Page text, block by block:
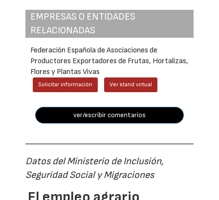
EMPRESAS O ENTIDADES
RELACIONADAS
Federación Española de Asociaciones de
Productores Exportadores de Frutas, Hortalizas,
Flores y Plantas Vivas
Solicitar información Ver stand virtual
ver/escribir comentarios
Datos del Ministerio de Inclusión,
Seguridad Social y Migraciones